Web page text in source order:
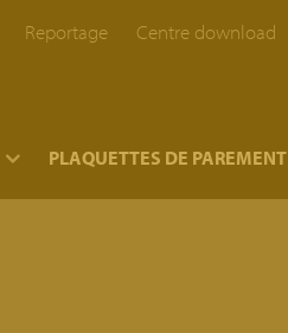
Reportage Centre download
PLAQUETTES DE PAREMENT